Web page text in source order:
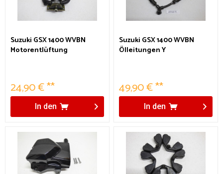
Suzuki GSX 1400 WVBN
Motorentlüftung
24,90 € **
In den
Suzuki GSX 1400 WVBN
Ölleitungen Y
49,90 € **
In den